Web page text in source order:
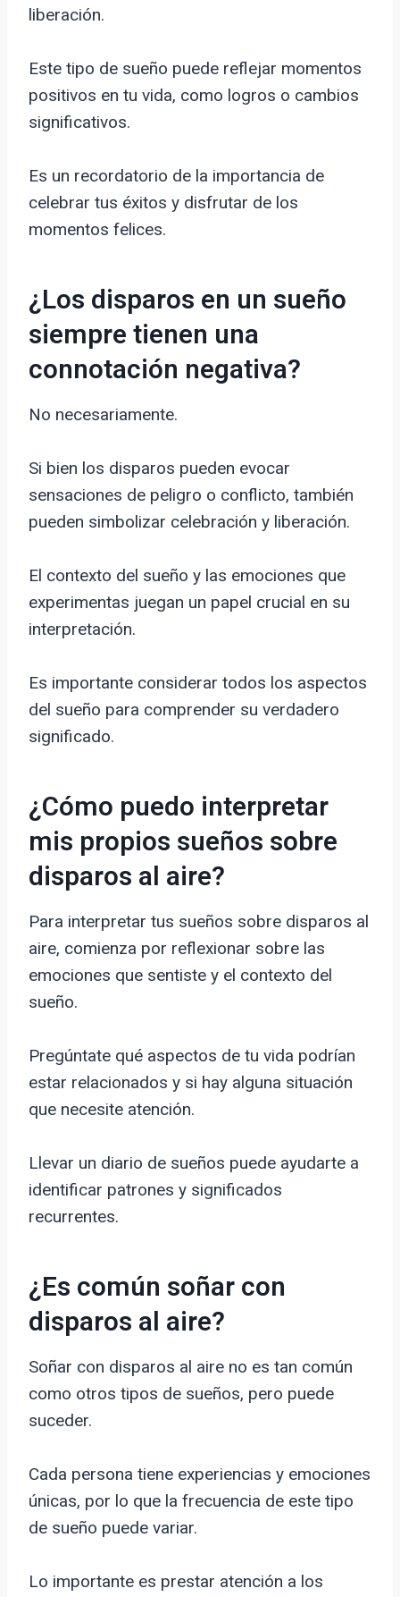
liberación.
Este tipo de sueño puede reflejar momentos
positivos en tu vida, como logros o cambios
significativos.
Es un recordatorio de la importancia de
celebrar tus éxitos y disfrutar de los
momentos felices.
¿Los disparos en un sueño
siempre tienen una
connotación negativa?
No necesariamente.
Si bien los disparos pueden evocar
sensaciones de peligro o conflicto, también
pueden simbolizar celebración y liberación.
El contexto del sueño y las emociones que
experimentas juegan un papel crucial en su
interpretación.
Es importante considerar todos los aspectos
del sueño para comprender su verdadero
significado.
¿Cómo puedo interpretar
mis propios sueños sobre
disparos al aire?
Para interpretar tus sueños sobre disparos al
aire, comienza por reflexionar sobre las
emociones que sentiste y el contexto del
sueño.
Pregúntate qué aspectos de tu vida podrían
estar relacionados y si hay alguna situación
que necesite atención.
Llevar un diario de sueños puede ayudarte a
identificar patrones y significados
recurrentes.
¿Es común soñar con
disparos al aire?
Soñar con disparos al aire no es tan común
como otros tipos de sueños, pero puede
suceder.
Cada persona tiene experiencias y emociones
únicas, por lo que la frecuencia de este tipo
de sueño puede variar.
Lo importante es prestar atención a los